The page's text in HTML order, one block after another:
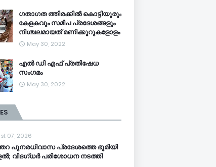
ഗതാഗത ത്തിരക്കിൽ കൊട്ടിയൂരും
കേളകവും സമീപ പ്രദേശങ്ങളും
നിശ്ചലമായത് മണിക്കൂറുകളോളം
May 30, 2022
എൽ ഡി എഫ് പ്രതിഷേധ
സംഗമം
May 30, 2022
07, 2026
പു​ന​ര​ധി​വാ​സ പ്രദേശത്തെ ഭൂ​മി​യി​
വി​ദ​ഗ്ധ​ർ പ​രി​ശോ​ധ​ന ന​ട​ത്തി